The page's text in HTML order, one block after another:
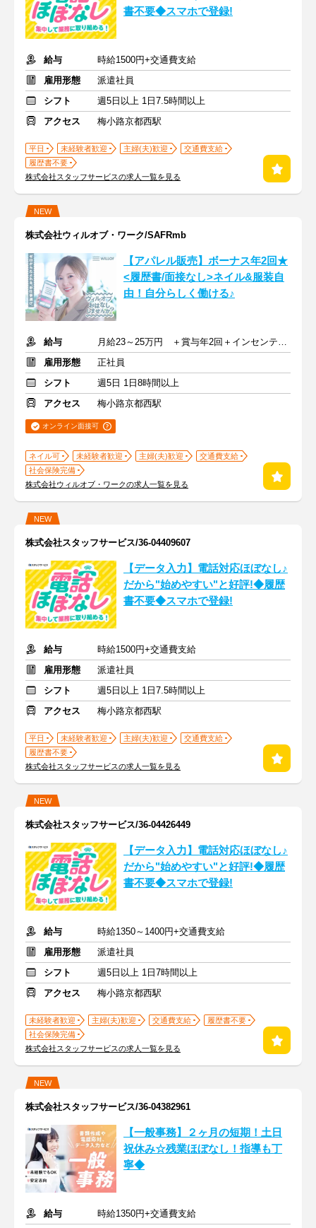
書不要◆スマホで登録!
給与
時給1500円+交通費支給
雇用形態
派遣社員
シフト
週5日以上 1日7.5時間以上
アクセス
梅小路京都西駅
平日 未経験者歓迎 主婦(夫)歓迎
交通費支給
履歴書不要
株式会社スタッフサービスの求人一覧を見る
NEW
株式会社ウィルオブ・ワーク/SAFRmb
【アパレル販売】ボーナス年2回★
<履歴書/面接なし>ネイル&服装自
由！自分らしく働ける♪
給与
月給23～25万円 ＋賞与年2回＋インセンティブ＋交通費
雇用形態
正社員
シフト
週5日 1日8時間以上
アクセス
梅小路京都西駅
オンライン面接可
ネイル可 未経験者歓迎 主婦(夫)歓迎
交通費支給
社会保険完備
株式会社ウィルオブ・ワークの求人一覧を見る
NEW
株式会社スタッフサービス/36-04409607
【データ入力】電話対応ほぼなし♪
だから"始めやすい"と好評!◆履歴
書不要◆スマホで登録!
給与
時給1500円+交通費支給
雇用形態
派遣社員
シフト
週5日以上 1日7.5時間以上
アクセス
梅小路京都西駅
平日 未経験者歓迎 主婦(夫)歓迎
交通費支給
履歴書不要
株式会社スタッフサービスの求人一覧を見る
NEW
株式会社スタッフサービス/36-04426449
【データ入力】電話対応ほぼなし♪
だから"始めやすい"と好評!◆履歴
書不要◆スマホで登録!
給与
時給1350～1400円+交通費支給
雇用形態
派遣社員
シフト
週5日以上 1日7時間以上
アクセス
梅小路京都西駅
未経験者歓迎 主婦(夫)歓迎 交通費支給
履歴書不要
社会保険完備
株式会社スタッフサービスの求人一覧を見る
NEW
株式会社スタッフサービス/36-04382961
【一般事務】２ヶ月の短期！土日
祝休み☆残業ほぼなし！指導も丁
寧◆
給与
時給1350円+交通費支給